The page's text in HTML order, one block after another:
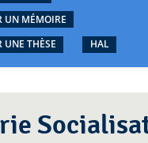
UN MÉMOIRE
UNE THÈSE
HAL